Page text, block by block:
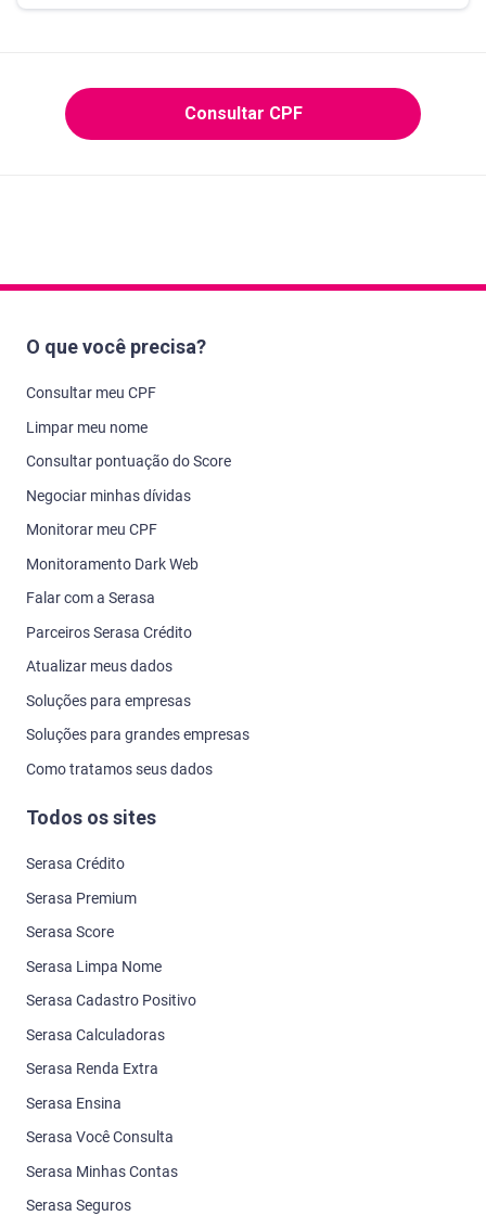
Consultar CPF
O que você precisa?
Consultar meu CPF
Limpar meu nome
Consultar pontuação do Score
Negociar minhas dívidas
Monitorar meu CPF
Monitoramento Dark Web
Falar com a Serasa
Parceiros Serasa Crédito
Atualizar meus dados
Soluções para empresas
Soluções para grandes empresas
Como tratamos seus dados
Todos os sites
Serasa Crédito
Serasa Premium
Serasa Score
Serasa Limpa Nome
Serasa Cadastro Positivo
Serasa Calculadoras
Serasa Renda Extra
Serasa Ensina
Serasa Você Consulta
Serasa Minhas Contas
Serasa Seguros